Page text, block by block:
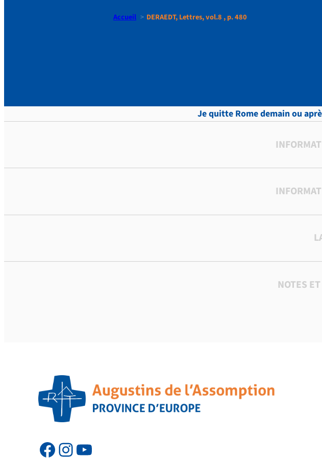
Accueil DERAEDT, Lettres, vol.8 , p. 480
Je quitte Rome demain ou
NOTES